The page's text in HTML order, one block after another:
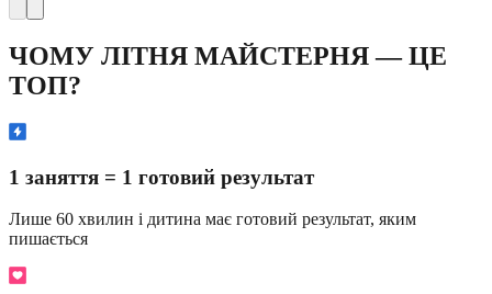
ЧОМУ ЛІТНЯ МАЙСТЕРНЯ — ЦЕ
ТОП?
1 заняття = 1 готовий результат
Лише 60 хвилин і дитина має готовий результат, яким
пишається